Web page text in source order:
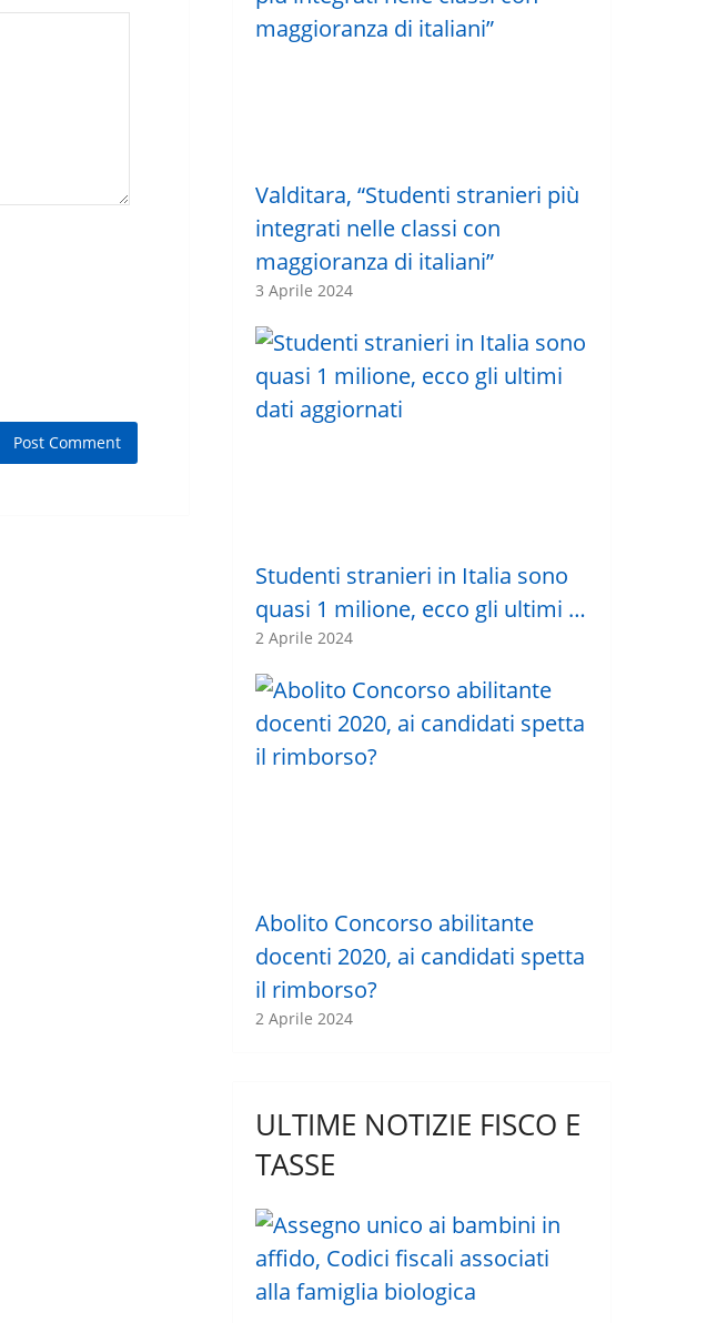
Valditara, “Studenti stranieri più
integrati nelle classi con
maggioranza di italiani”
3 Aprile 2024
Studenti stranieri in Italia sono
quasi 1 milione, ecco gli ultimi …
2 Aprile 2024
Abolito Concorso abilitante
docenti 2020, ai candidati spetta
il rimborso?
2 Aprile 2024
ULTIME NOTIZIE FISCO E
TASSE